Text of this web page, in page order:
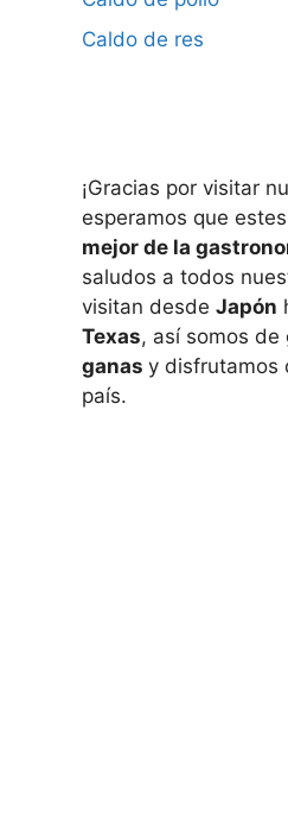
Caldo de res
¡Gracias por visitar
esperamos que
mejor de la
saludos a todos
visitan desde Japón
Texas, así somos de
ganas y disfrutamos
país.